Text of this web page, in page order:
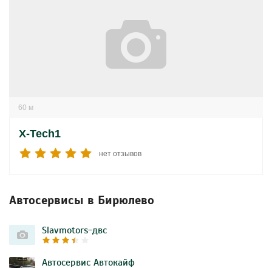
60 м
X-Tech1
нет отзывов
Автосервисы в Бирюлево
Slavmotors-двс
Автосервис Автокайф